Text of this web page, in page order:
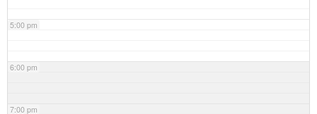
5:00 pm
6:00 pm
7:00 pm